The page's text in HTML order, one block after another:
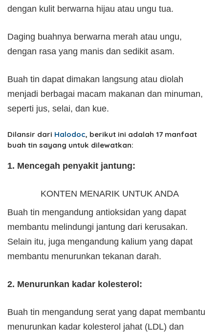
dengan kulit berwarna hijau atau ungu tua.
Daging buahnya berwarna merah atau ungu,
dengan rasa yang manis dan sedikit asam.
Buah tin dapat dimakan langsung atau diolah
menjadi berbagai macam makanan dan minuman,
seperti jus, selai, dan kue.
Dilansir dari Halodoc, berikut ini adalah 17 manfaat
buah tin sayang untuk dilewatkan:
1. Mencegah penyakit jantung:
KONTEN MENARIK UNTUK ANDA
Buah tin mengandung antioksidan yang dapat
membantu melindungi jantung dari kerusakan.
Selain itu, juga mengandung kalium yang dapat
membantu menurunkan tekanan darah.
2. Menurunkan kadar kolesterol:
Buah tin mengandung serat yang dapat membantu
menurunkan kadar kolesterol jahat (LDL) dan